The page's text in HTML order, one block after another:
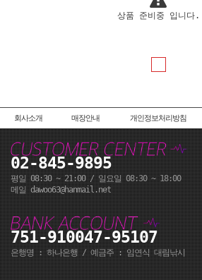
상품 준비중 입니다.
회사소개 매장안내 개인정보처리방침
02-845-9895
평일 08:30 ~ 21:00 / 일요일 08:30 ~ 18:00
메일 dawoo63@hanmail.net
751-910047-95107
은행명 : 하나은행 / 예금주 : 임연식 대림낚시